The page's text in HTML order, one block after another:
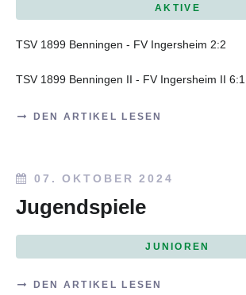
AKTIVE
TSV 1899 Benningen - FV Ingersheim 2:2
TSV 1899 Benningen II - FV Ingersheim II 6:1
DEN ARTIKEL LESEN
07. OKTOBER 2024
Jugendspiele
JUNIOREN
DEN ARTIKEL LESEN